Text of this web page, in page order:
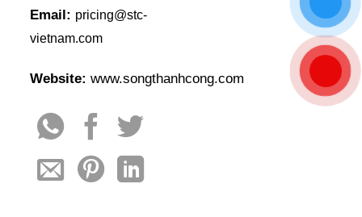
Email: pricing@stc-
vietnam.com
Website:www.songthanhcong.com